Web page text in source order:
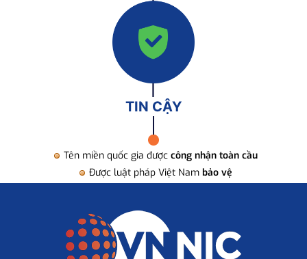
TIN CẬY
Tên miền quốc gia được công nhận toàn cầu
Được luật pháp Việt Nam bảo vệ